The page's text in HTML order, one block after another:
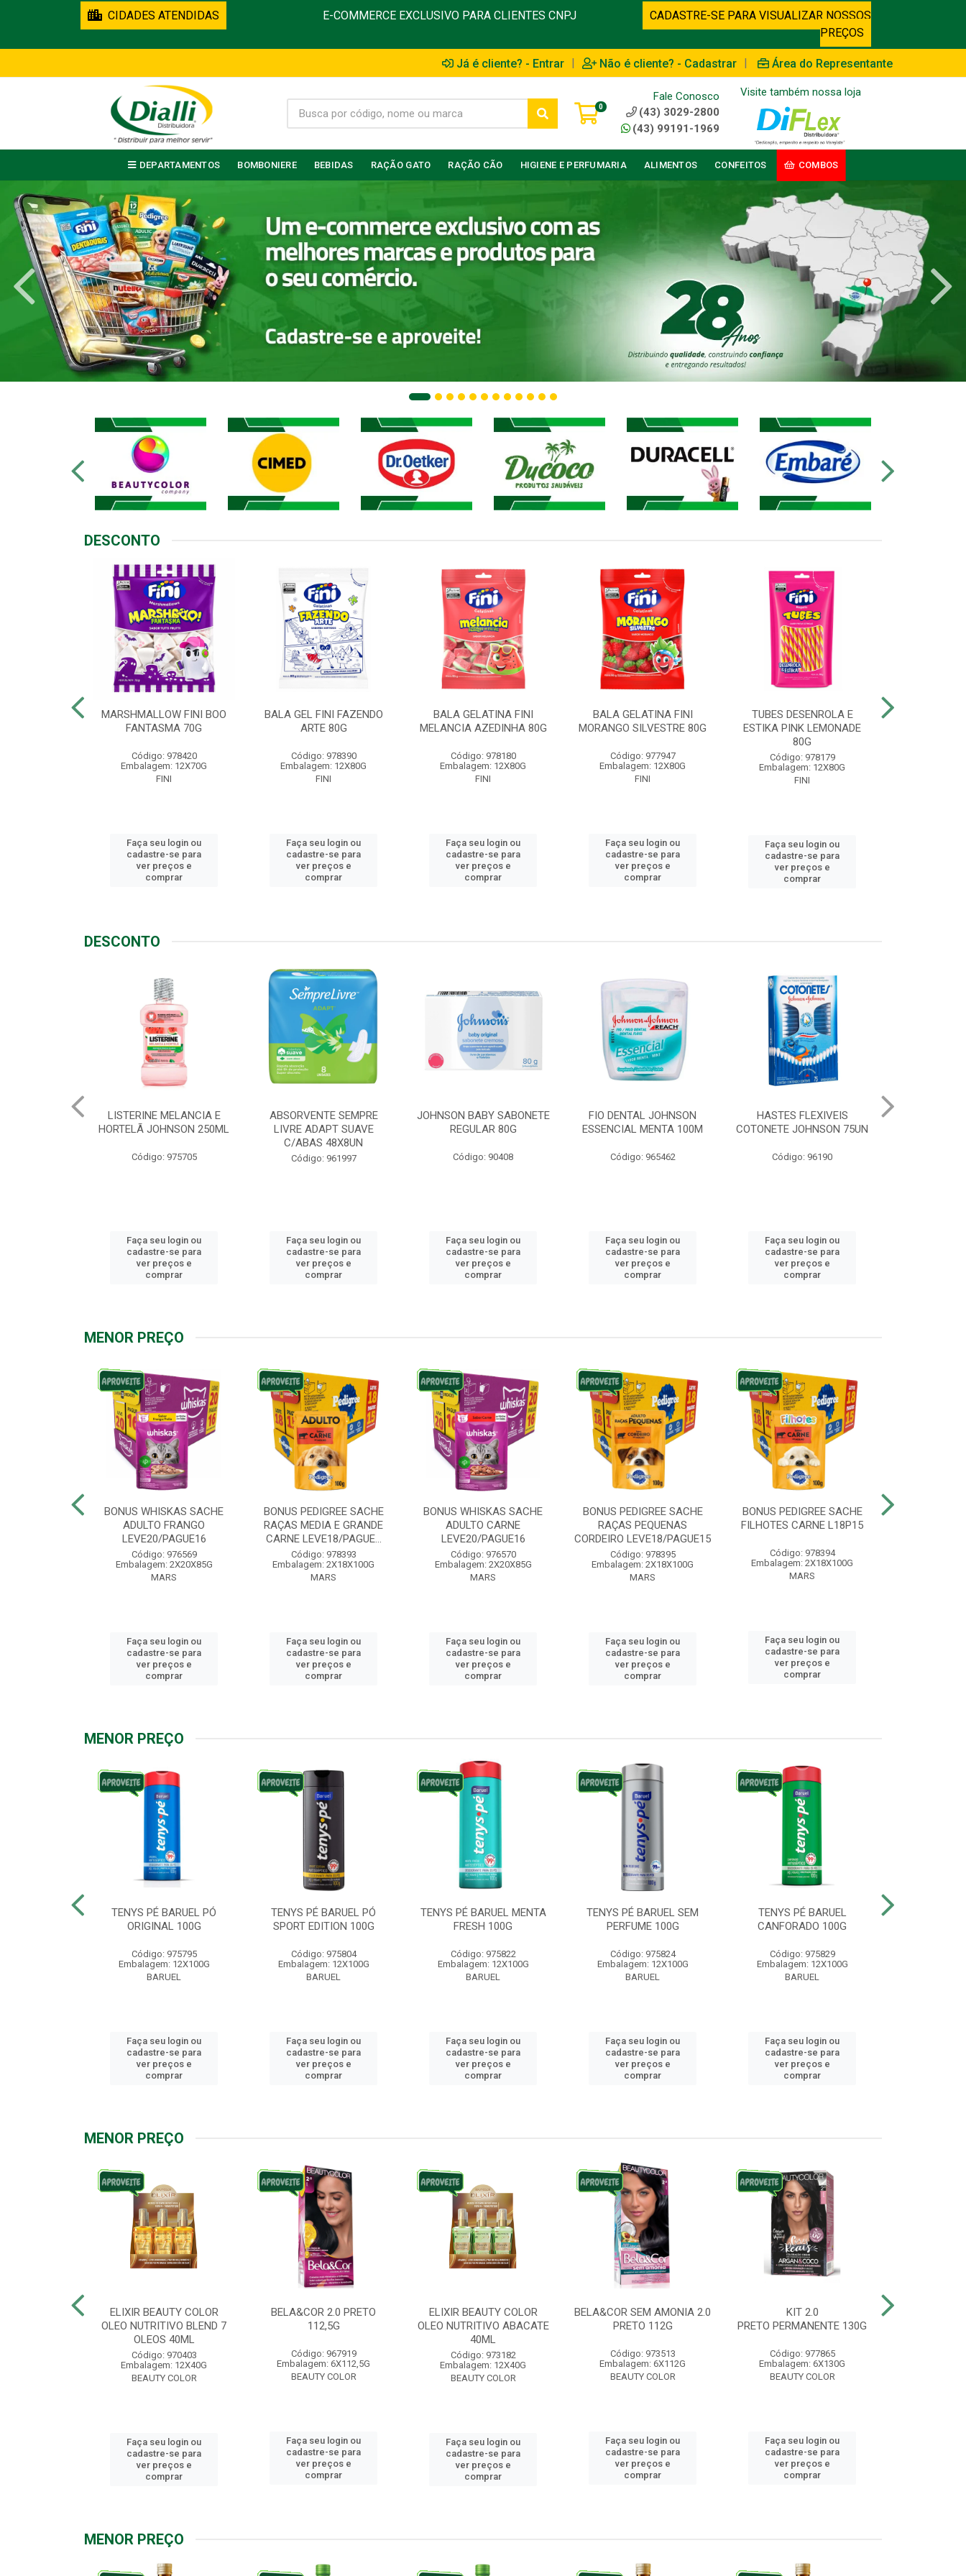
CIDADES ATENDIDAS E-COMMERCE EXCLUSIVO PARA CLIENTES CNPJ
CADASTRE-SE PARA VISUALIZAR NOSSOS
PREÇOS
Já é cliente? - Entrar | Não é cliente? - Cadastrar | Área do Representante
0
Fale Conosco
(43) 3029-2800
(43) 99191-1969
Visite também nossa loja
DEPARTAMENTOS BOMBONIERE BEBIDAS RAÇÃO GATO RAÇÃO CÃO HIGIENE E PERFUMARIA ALIMENTOS CONFEITOS COMBOS
DESCONTO
MARSHMALLOW FINI BOO
FANTASMA 70G
Código: 978420
Embalagem: 12X70G
FINI
Faça seu login ou
cadastre-se para
ver preços e
comprar
BALA GEL FINI FAZENDO
ARTE 80G
Código: 978390
Embalagem: 12X80G
FINI
Faça seu login ou
cadastre-se para
ver preços e
comprar
BALA GELATINA FINI
MELANCIA AZEDINHA 80G
Código: 978180
Embalagem: 12X80G
FINI
Faça seu login ou
cadastre-se para
ver preços e
comprar
BALA GELATINA FINI
MORANGO SILVESTRE 80G
Código: 977947
Embalagem: 12X80G
FINI
Faça seu login ou
cadastre-se para
ver preços e
comprar
TUBES DESENROLA E
ESTIKA PINK LEMONADE
80G
Código: 978179
Embalagem: 12X80G
FINI
Faça seu login ou
cadastre-se para
ver preços e
comprar
DESCONTO
ABSORVENTE SEMPRE
LIVRE ADAPT SUAVE
Código: 961997
Faça seu login ou
cadastre-se para
ver preços e
comprar
JOHNSON BABY SABONETE
REGULAR 80G
Código: 90408
Faça seu login ou
cadastre-se para
ver preços e
comprar
FIO DENTAL JOHNSON
ESSENCIAL MENTA 100M
Código: 965462
Faça seu login ou
cadastre-se para
ver preços e
comprar
HASTES FLEXIVEIS
COTONETE JOHNSON 75UN
Código: 96190
Faça seu login ou
cadastre-se para
ver preços e
comprar
CURAT BAND-AID
TRANSPARENTE JOHNSON
Código: 973066
Faça seu login ou
cadastre-se para
ver preços e
comprar
MENOR PREÇO
BONUS WHISKAS SACHE
ADULTO FRANGO
LEVE20/PAGUE16
Código: 976569
Embalagem: 2X20X85G
MARS
Faça seu login ou
cadastre-se para
ver preços e
comprar
BONUS PEDIGREE SACHE
RAÇAS MEDIA E GRANDE
CARNE LEVE18/PAGUE...
Código: 978393
Embalagem: 2X18X100G
MARS
Faça seu login ou
cadastre-se para
ver preços e
comprar
BONUS WHISKAS SACHE
ADULTO CARNE
LEVE20/PAGUE16
Código: 976570
Embalagem: 2X20X85G
MARS
Faça seu login ou
cadastre-se para
ver preços e
comprar
BONUS PEDIGREE SACHE
RAÇAS PEQUENAS
CORDEIRO LEVE18/PAGUE15
Código: 978395
Embalagem: 2X18X100G
MARS
Faça seu login ou
cadastre-se para
ver preços e
comprar
BONUS PEDIGREE SACHE
FILHOTES CARNE L18P15
Código: 978394
Embalagem: 2X18X100G
MARS
Faça seu login ou
cadastre-se para
ver preços e
comprar
MENOR PREÇO
TENYS PÉ BARUEL PÓ
ORIGINAL 100G
Código: 975795
Embalagem: 12X100G
BARUEL
Faça seu login ou
cadastre-se para
ver preços e
comprar
TENYS PÉ BARUEL PÓ
SPORT EDITION 100G
Código: 975804
Embalagem: 12X100G
BARUEL
Faça seu login ou
cadastre-se para
ver preços e
comprar
TENYS PÉ BARUEL MENTA
FRESH 100G
Código: 975822
Embalagem: 12X100G
BARUEL
Faça seu login ou
cadastre-se para
ver preços e
comprar
TENYS PÉ BARUEL SEM
PERFUME 100G
Código: 975824
Embalagem: 12X100G
BARUEL
Faça seu login ou
cadastre-se para
ver preços e
comprar
TENYS PÉ BARUEL
CANFORADO 100G
Código: 975829
Embalagem: 12X100G
BARUEL
Faça seu login ou
cadastre-se para
ver preços e
comprar
MENOR PREÇO
ELIXIR BEAUTY COLOR
OLEO NUTRITIVO BLEND 7
OLEOS 40ML
Código: 970403
Embalagem: 12X40G
BEAUTY COLOR
Faça seu login ou
cadastre-se para
ver preços e
comprar
BELA&COR 2.0 PRETO
112,5G
Código: 967919
Embalagem: 6X112,5G
BEAUTY COLOR
Faça seu login ou
cadastre-se para
ver preços e
comprar
ELIXIR BEAUTY COLOR
OLEO NUTRITIVO ABACATE
40ML
Código: 973182
Embalagem: 12X40G
BEAUTY COLOR
Faça seu login ou
cadastre-se para
ver preços e
comprar
BELA&COR SEM AMONIA 2.0
PRETO 112G
Código: 973513
Embalagem: 6X112G
BEAUTY COLOR
Faça seu login ou
cadastre-se para
ver preços e
comprar
KIT 2.0
PRETO PERMANENTE 130G
Código: 977865
Embalagem: 6X130G
BEAUTY COLOR
Faça seu login ou
cadastre-se para
ver preços e
comprar
MENOR PREÇO